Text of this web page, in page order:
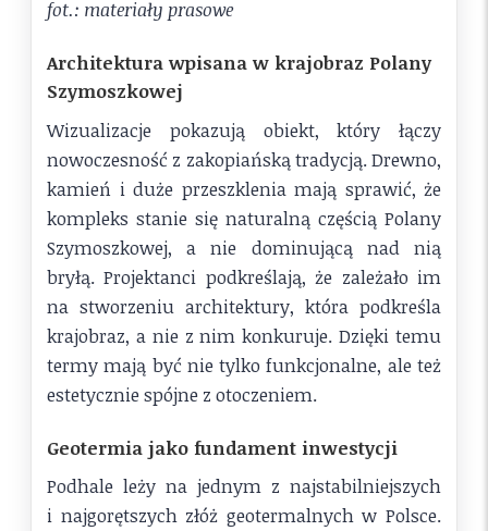
fot.: materiały prasowe
Architektura wpisana w krajobraz Polany
Szymoszkowej
Wizualizacje pokazują obiekt, który łączy
nowoczesność z zakopiańską tradycją. Drewno,
kamień i duże przeszklenia mają sprawić, że
kompleks stanie się naturalną częścią Polany
Szymoszkowej, a nie dominującą nad nią
bryłą. Projektanci podkreślają, że zależało im
na stworzeniu architektury, która podkreśla
krajobraz, a nie z nim konkuruje. Dzięki temu
termy mają być nie tylko funkcjonalne, ale też
estetycznie spójne z otoczeniem.
Geotermia jako fundament inwestycji
Podhale leży na jednym z najstabilniejszych
i najgorętszych złóż geotermalnych w Polsce.